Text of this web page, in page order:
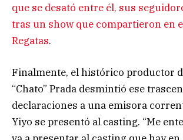
que se desató entre él, sus
tras un show que compartieron en
Regatas.
Finalmente, el histórico productor
“Chato” Prada desmintió ese
declaraciones a una emisora
Yiyo se presentó al casting. “Me